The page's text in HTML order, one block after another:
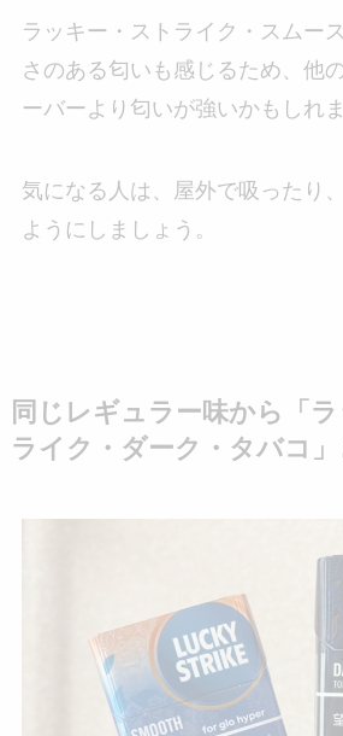
ラッキー・ストライク・スムー
さのある匂いも感じるため、他
ーバーより匂いが強いかもしれま
気になる人は、屋外で吸ったり
ようにしましょう。
同じレギュラー味から「
ライク・ダーク・タバコ